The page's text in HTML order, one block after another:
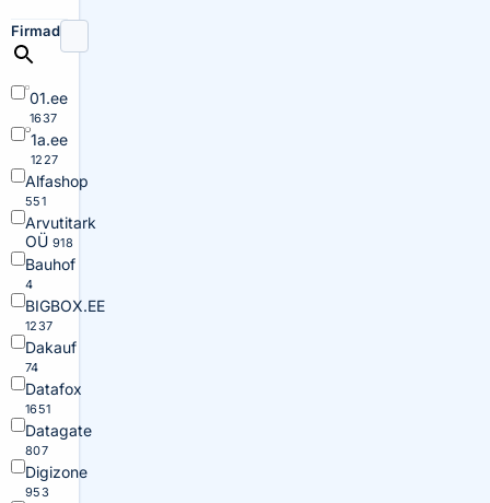
Firmad
01.ee
1637
1a.ee
1227
Alfashop
551
Arvutitark
OÜ 918
Bauhof
4
BIGBOX.EE
1237
Dakauf
74
Datafox
1651
Datagate
807
Digizone
953